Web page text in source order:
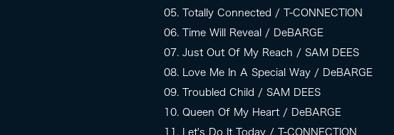
05. Totally Connected / T-CONNECTION
06. Time Will Reveal / DeBARGE
07. Just Out Of My Reach / SAM DEES
08. Love Me In A Special Way / DeBARGE
09. Troubled Child / SAM DEES
10. Queen Of My Heart / DeBARGE
11. Let's Do It Today / T-CONNECTION